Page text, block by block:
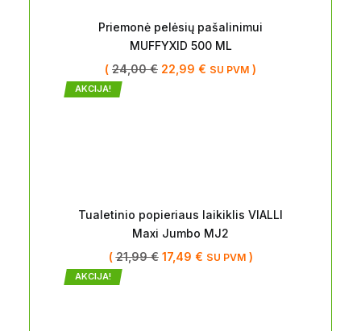
Priemonė pelėsių pašalinimui
MUFFYXID 500 ML
( 24,00€ 22,99 € SU PVM )
Tualetinio popieriaus laikiklis VIALLI
Maxi Jumbo MJ2
(21,99€ 17,49 € SU PVM)
AKCIJA!
AKCIJA!